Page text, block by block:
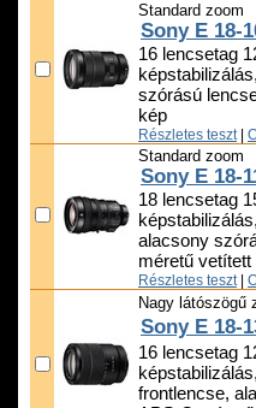
Standard zoom
Sony E 18-
16 lencsetag
szórású
kép
Részletes teszt
Standard zoom
Sony E 18-
18 lencsetag
alacsony
méretű vetített
Részletes teszt
Nagy látószögű
Sony E 18-
16 lencsetag
frontlencse,